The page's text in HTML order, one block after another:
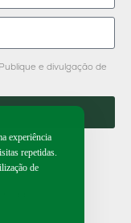
e divulgação de
experiência
repetidas.
de